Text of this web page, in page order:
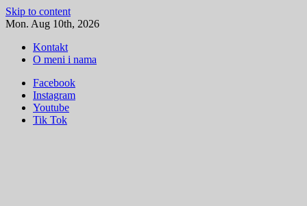
Skip to content
Mon. Aug 10th, 2026
Kontakt
O meni i nama
Facebook
Instagram
Youtube
Tik Tok